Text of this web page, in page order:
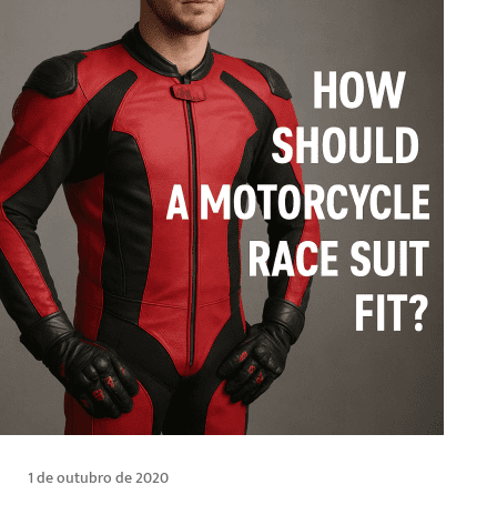
1 de outubro de 2020